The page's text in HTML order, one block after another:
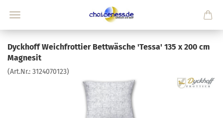
Dyckhoff Weichfrottier Bettwäsche 'Tessa' 135 x 200 cm
Magnesit
(Art.Nr.: 3124070123)